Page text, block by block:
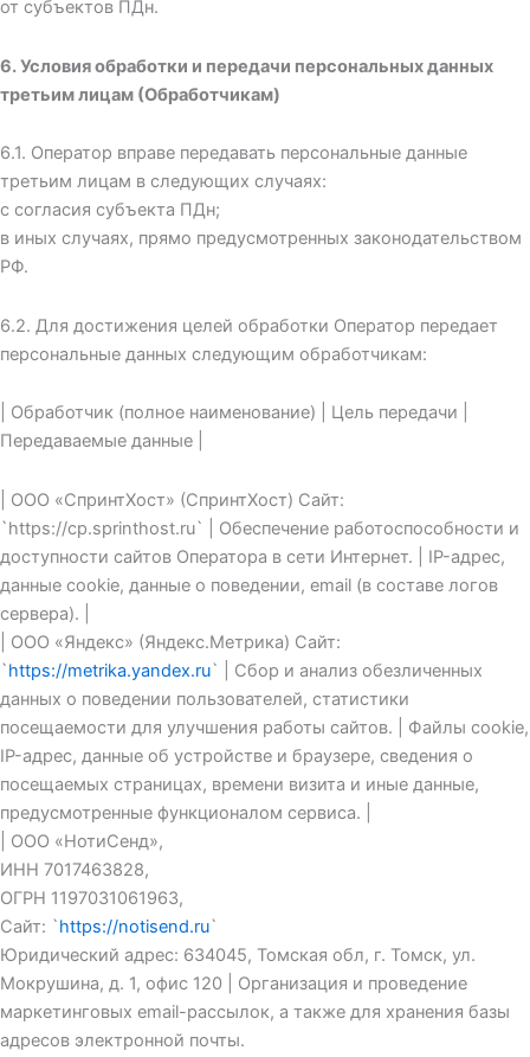
от субъектов ПДн.
6. Условия обработки и передачи персональных данных
третьим лицам (Обработчикам)
6.1. Оператор вправе передавать персональные данные
третьим лицам в следующих случаях:
с согласия субъекта ПДн;
в иных случаях, прямо предусмотренных законодательством
РФ.
6.2. Для достижения целей обработки Оператор передает
персональные данных следующим обработчикам:
| Обработчик (полное наименование) | Цель передачи |
Передаваемые данные |
| ООО «СпринтХост» (СпринтХост) Сайт:
`https://cp.sprinthost.ru` | Обеспечение работоспособности и
доступности сайтов Оператора в сети Интернет. | IP-адрес,
данные cookie, данные о поведении, email (в составе логов
сервера). |
| ООО «Яндекс» (Яндекс.Метрика) Сайт:
`https://metrika.yandex.ru` | Сбор и анализ обезличенных
данных о поведении пользователей, статистики
посещаемости для улучшения работы сайтов. | Файлы cookie,
IP-адрес, данные об устройстве и браузере, сведения о
посещаемых страницах, времени визита и иные данные,
предусмотренные функционалом сервиса. |
| ООО «НотиСенд»,
ИНН 7017463828,
ОГРН 1197031061963,
Сайт: `https://notisend.ru`
Юридический адрес: 634045, Томская обл, г. Томск, ул.
Мокрушина, д. 1, офис 120 | Организация и проведение
маркетинговых email-рассылок, а также для хранения базы
адресов электронной почты.